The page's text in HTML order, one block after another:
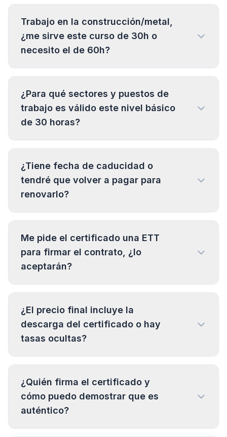
Trabajo en la construcción/metal,
¿me sirve este curso de 30h o
necesito el de 60h?
¿Para qué sectores y puestos de
trabajo es válido este nivel básico
de 30 horas?
¿Tiene fecha de caducidad o
tendré que volver a pagar para
renovarlo?
Me pide el certificado una ETT
para firmar el contrato, ¿lo
aceptarán?
¿El precio final incluye la
descarga del certificado o hay
tasas ocultas?
¿Quién firma el certificado y
cómo puedo demostrar que es
auténtico?